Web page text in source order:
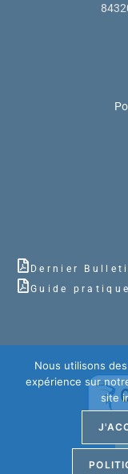
Dernier
Guide pratique
Nous utilisons
expérience sur
site